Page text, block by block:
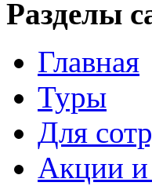
Разделы
Главная
Туры
Для
Акции и